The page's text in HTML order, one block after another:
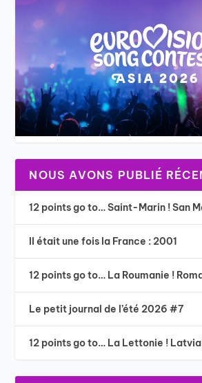
NOUS AVONS PUBLIÉ
12 points go to… Saint-Marin ! San
Il était une fois la France : 2001
12 points go to… La Roumanie !
Le petit journal de l’été 2026 #7
12 points go to… La Lettonie !